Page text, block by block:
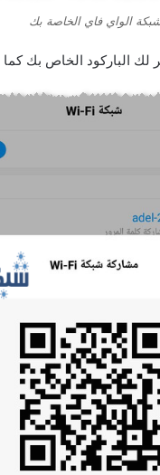
الواي فاي الخاصة بك
الخاص بك كما